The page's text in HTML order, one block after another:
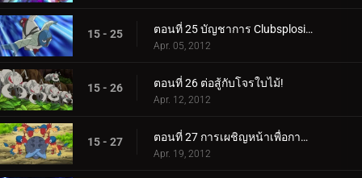
15 - 25 ตอนที่ 25 บัญชาการ Clubsplosion Crown!
Apr. 05, 2012
15 - 26 ตอนที่ 26 ต่อสู้กับโจรใบไม้!
Apr. 12, 2012
15 - 27 ตอนที่ 27 การเผชิญหน้าเพื่อการฟื้นฟู! (1)
Apr. 19, 2012